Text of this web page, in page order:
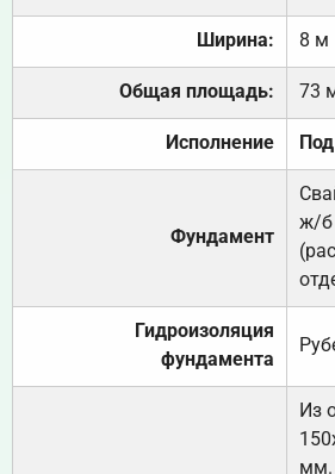
Ширина: 8 м
Общая площадь: 73
Исполнение
Фундамент
ж/б
Гидроизоляция
фундамента
Из
мм.